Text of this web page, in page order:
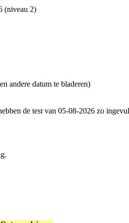
(niveau 2)
andere datum te bladeren)
de test van 05-08-2026 zo